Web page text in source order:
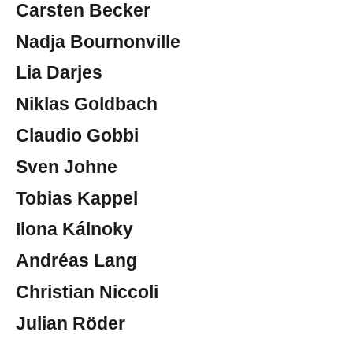
Carsten Becker
Nadja Bournonville
Lia Darjes
Niklas Goldbach
Claudio Gobbi
Sven Johne
Tobias Kappel
Ilona Kálnoky
Andréas Lang
Christian Niccoli
Julian Röder